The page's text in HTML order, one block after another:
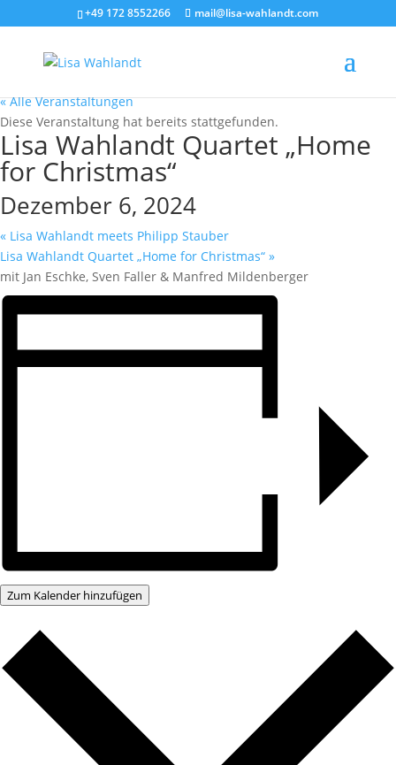
+49 172 8552266 mail@lisa-wahlandt.com
« Alle Veranstaltungen
Diese Veranstaltung hat bereits stattgefunden.
Lisa Wahlandt Quartet „Home
for Christmas“
Dezember 6, 2024
« Lisa Wahlandt meets Philipp Stauber
Lisa Wahlandt Quartet „Home for Christmas“ »
mit Jan Eschke, Sven Faller & Manfred Mildenberger
Zum Kalender hinzufügen